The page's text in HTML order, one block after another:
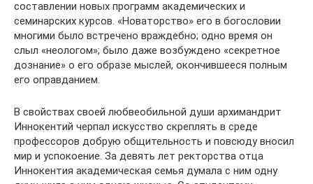
составлении новых программ академических и
семинарских курсов. «Новаторство» его в богословии
многими было встречено враждебно; одно время он
слыл «неологом»; было даже возбуждено «секретное
дознание» о его образе мыслей, окончившееся полным
его оправданием.
В свойствах своей любвеобильной души архимандрит
Иннокентий черпал искусство скреплять в среде
профессоров добрую общительность и повсюду вносил
мир и успокоение. За девять лет ректорства отца
Иннокентия академическая семья думала с ним одну